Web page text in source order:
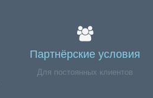
Партнёрские условия
Для постоянных клиентов